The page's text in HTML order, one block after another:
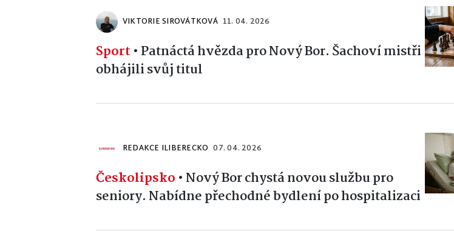
VIKTORIE SIROVÁTKOVÁ 11. 04. 2026
Sport • Patnáctá hvězda pro Nový Bor. Šachoví mistři
obhájili svůj titul
REDAKCE ILIBERECKO 07. 04. 2026
Českolipsko • Nový Bor chystá novou službu pro
seniory. Nabídne přechodné bydlení po hospitalizaci